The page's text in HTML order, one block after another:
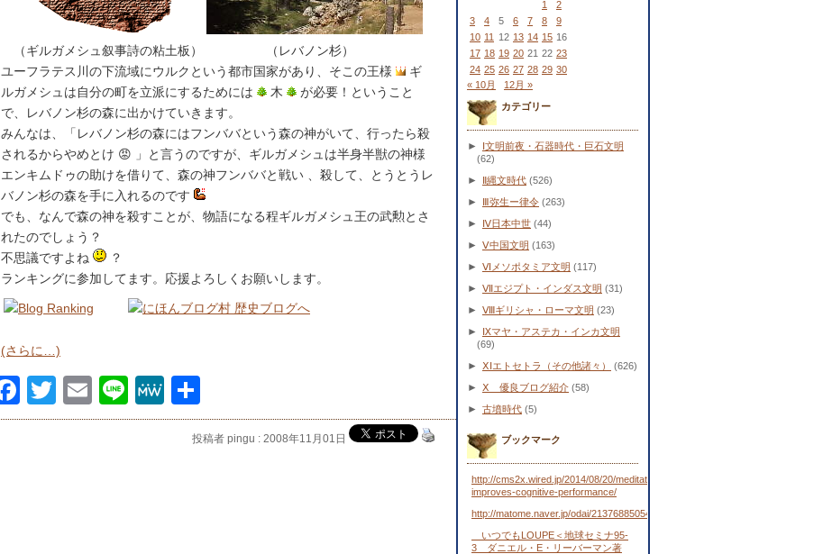
（ギルガメシュ叙事詩の粘土板） （レバノン杉）
ユーフラテス川の下流域にウルクという都市国家があり、そこの王様
ギ
ルガメシュは自分の町を立派にするためには
木
が必要！ということ
で、レバノン杉の森に出かけていきます。
みんなは、「レバノン杉の森にはフンババという森の神がいて、行ったら殺
されるからやめとけ 😡 」と言うのですが、ギルガメシュは半身半獣の神様
エンキムドゥの助けを借りて、森の神フンババと戦い 、殺して、とうとうレ
バノン杉の森を手に入れるのです
でも、なんで森の神を殺すことが、物語になる程ギルガメシュ王の武勲とさ
れたのでしょう？
不思議ですよね
？
ランキングに参加してます。応援よろしくお願いします。
(さらに…)
Facebook
Twitter
EmailLineMeWe
有
投稿者 pingu : 2008年11月01日
1
2
3
4 5 6 7 8
9
10 11 12 13 14 15 16
17 18 19 20 21 22 23
24 25 26 27 28 29 30
« 10月
12月 »
カテゴリー
►
Ⅰ文明前夜・石器時代・巨石文明
(62)
► Ⅱ縄文時代 (526)
► Ⅲ弥生ー律令 (263)
► Ⅳ日本中世 (44)
► Ⅴ中国文明 (163)
► Ⅵメソポタミア文明 (117)
► Ⅶエジプト・インダス文明 (31)
► Ⅷギリシャ・ローマ文明 (23)
►
Ⅸマヤ・アステカ・インカ文明
(69)
► ⅩⅠエトセトラ（その他諸々） (626)
► Ⅹ 優良ブログ紹介 (58)
► 古墳時代 (5)
ブックマーク
http://cms2x.wired.jp/2014/08/20/meditation-
improves-cognitive-performance/
http://matome.naver.jp/odai/2137688505443481701
いつでもLOUPE＜地球セミナ95-
3 ダニエル・E・リーバーマン著